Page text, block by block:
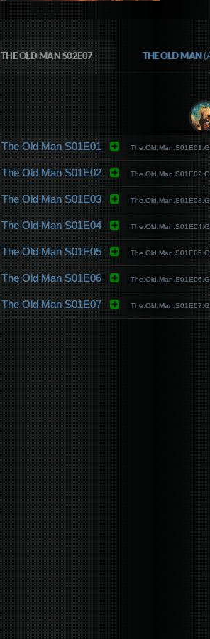
THE OLD MAN S02E07 THE OLD MAN
The Old Man S01E01
The Old Man S01E02
The Old Man S01E03
The Old Man S01E04
The Old Man S01E05
The Old Man S01E06
The Old Man S01E07